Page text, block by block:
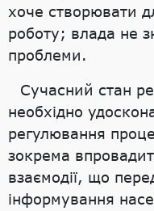
хоче створювати
роботу; влада не
проблеми.
Сучасний стан
необхідно
регулювання
зокрема
взаємодії, що
інформування